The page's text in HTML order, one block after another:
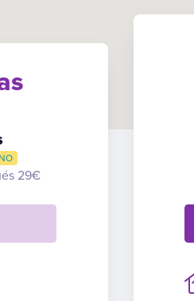
29€